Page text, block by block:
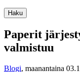
Haku
Paperit
valmistuu
Blogi, maanantaina